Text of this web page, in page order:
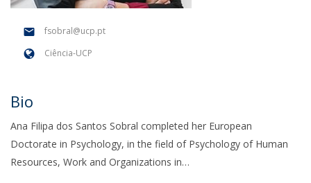
fsobral@ucp.pt
Ciência-UCP
Bio
Ana Filipa dos Santos Sobral completed her European
Doctorate in Psychology, in the field of Psychology of Human
Resources, Work and Organizations in